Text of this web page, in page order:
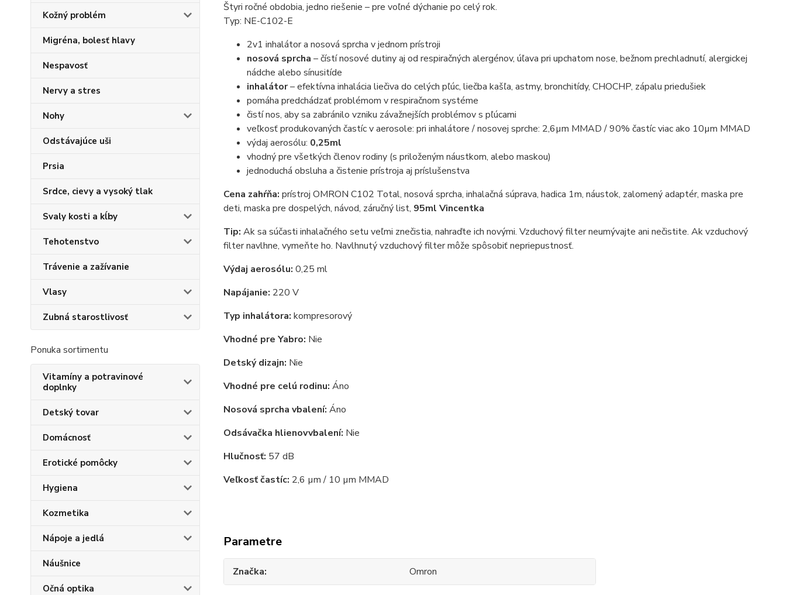
Kožný problém
Migréna, bolesť hlavy
Nespavosť
Nervy a stres
Nohy
Odstávajúce uši
Prsia
Srdce, cievy a vysoký tlak
Svaly kosti a kĺby
Tehotenstvo
Trávenie a zažívanie
Vlasy
Zubná starostlivosť
Ponuka sortimentu
Vitamíny a potravinové
doplnky
Detský tovar
Domácnosť
Erotické pomôcky
Hygiena
Kozmetika
Nápoje a jedlá
Náušnice
Očná optika
Štyri ročné obdobia, jedno riešenie – pre voľné dýchanie po celý rok.
Typ: NE-C102-E
2v1 inhalátor a nosová sprcha v jednom prístroji
nosová sprcha – čístí nosové dutiny aj od respiračných alergénov, úľava pri upchatom nose, bežnom prechladnutí, alergickej
nádche alebo sínusitíde
inhalátor– efektívna inhalácia liečiva do celých pľúc, liečba kašľa, astmy, bronchitídy, CHOCHP, zápalu priedušiek
pomáha predchádzať problémom v respiračnom systéme
čistí nos, aby sa zabránilo vzniku závažnejších problémov s pľúcami
veľkosť produkovaných častíc v aerosole: pri inhalátore / nosovej sprche: 2,6µm MMAD / 90% častíc viac ako 10µm MMAD
výdaj aerosólu: 0,25ml
vhodný pre všetkých členov rodiny (s priloženým náustkom, alebo maskou)
jednoduchá obsluha a čistenie prístroja aj príslušenstva
Cena zahŕňa: prístroj OMRON C102 Total, nosová sprcha, inhalačná súprava, hadica 1m, náustok, zalomený adaptér, maska pre
deti, maska pre dospelých, návod, záručný list, 95ml Vincentka
Tip: Ak sa súčasti inhalačného setu veľmi znečistia, nahraďte ich novými. Vzduchový filter neumývajte ani nečistite. Ak vzduchový
filter navlhne, vymeňte ho. Navlhnutý vzduchový filter môže spôsobiť nepriepustnosť.
Výdaj aerosólu: 0,25 ml
Napájanie: 220 V
Typ inhalátora: kompresorový
Vhodné pre Yabro: Nie
Detský dizajn: Nie
Vhodné pre celú rodinu: Áno
Nosová sprcha vbalení: Áno
Odsávačka hlienovvbalení: Nie
Hlučnosť: 57 dB
Veľkosť častíc: 2,6 µm / 10 µm MMAD
Parametre
Značka Omron